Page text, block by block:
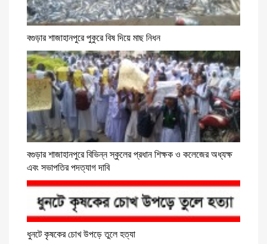
বগুড়ার শাজাহানপুরে পুকুরে বিষ দিয়ে মাছ নিধন
বগুড়ার শাজাহানপুরে বিভিন্ন স্কুলের প্রধান শিক্ষক ও কলেজের অধ্যক্ষ
এবং সভাপতির পদত্যাগ দাবি
ধুনটে কৃষকের চোখ উপড়ে তুলে হত্যা